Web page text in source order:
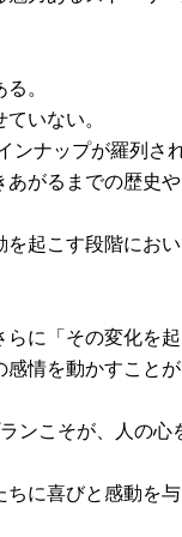
。
いない。
ンナップが羅列さ
がるまでの歴史
起こす段階にお
に「その変化を
情を動かすこと
ンこそが、人の心
に喜びと感動を